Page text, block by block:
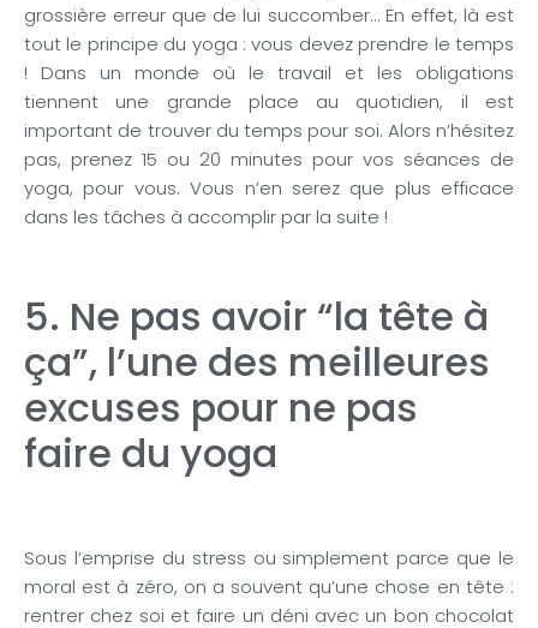
grossière erreur que de lui succomber… En effet, là est
tout le principe du yoga : vous devez prendre le temps
! Dans un monde où le travail et les obligations
tiennent une grande place au quotidien, il est
important de trouver du temps pour soi. Alors n’hésitez
pas, prenez 15 ou 20 minutes pour vos séances de
yoga, pour vous. Vous n’en serez que plus efficace
dans les tâches à accomplir par la suite !
5. Ne pas avoir “la tête à
ça”, l’une des meilleures
excuses pour ne pas
faire du yoga
Sous l’emprise du stress ou simplement parce que le
moral est à zéro, on a souvent qu’une chose en tête :
rentrer chez soi et faire un déni avec un bon chocolat